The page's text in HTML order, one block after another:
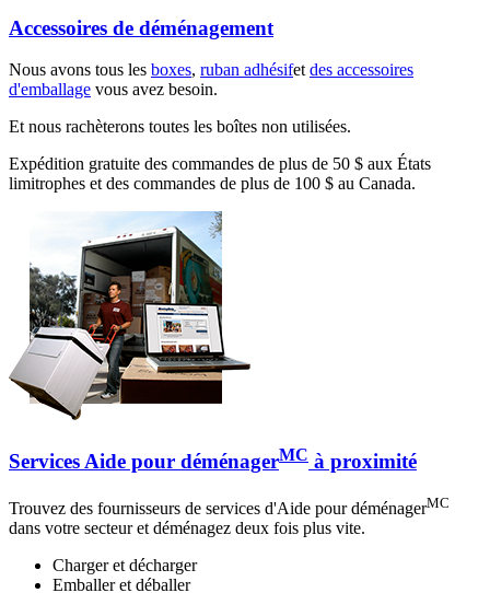
Accessoires de déménagement
Nous avons tous les boxes, ruban adhésifet des accessoires
d'emballage vous avez besoin.
Et nous rachèterons toutes les boîtes non utilisées.
Expédition gratuite des commandes de plus de 50 $ aux États
limitrophes et des commandes de plus de 100 $ au Canada.
Services Aide pour déménagerMC à proximité
Trouvez des fournisseurs de services d'Aide pour déménagerMC
dans votre secteur et déménagez deux fois plus vite.
Charger et décharger
Emballer et déballer